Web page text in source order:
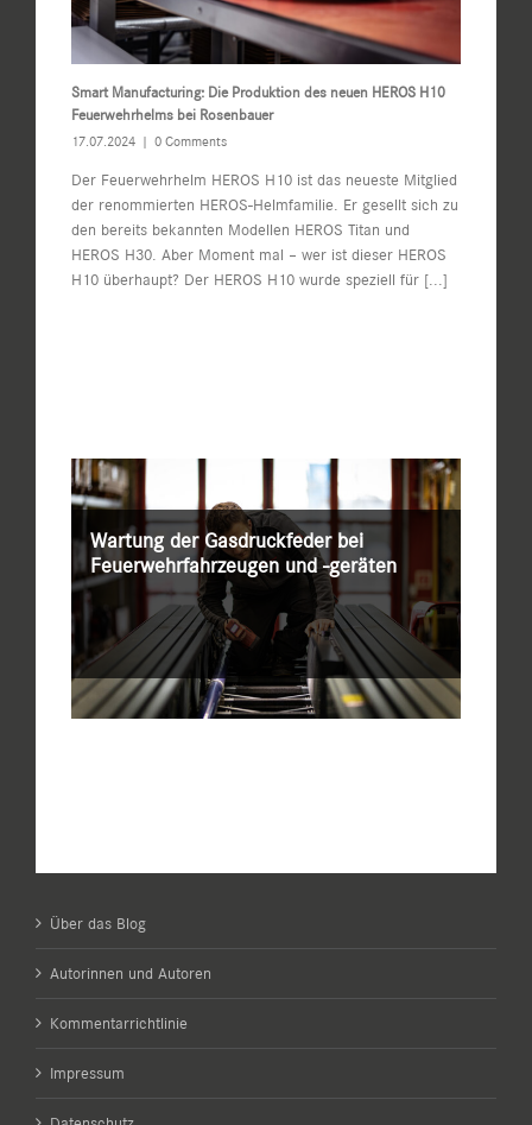
Smart Manufacturing: Die Produktion des neuen HEROS H10
Feuerwehrhelms bei Rosenbauer
17.07.2024 | 0 Comments
Der Feuerwehrhelm HEROS H10 ist das neueste Mitglied
der renommierten HEROS-Helmfamilie. Er gesellt sich zu
den bereits bekannten Modellen HEROS Titan und
HEROS H30. Aber Moment mal – wer ist dieser HEROS
H10 überhaupt? Der HEROS H10 wurde speziell für [...]
Wartung der Gasdruckfeder bei
Feuerwehrfahrzeugen und -geräten
Über das Blog
Autorinnen und Autoren
Kommentarrichtlinie
Impressum